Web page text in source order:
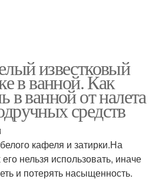
известковый
в ванной. Как
в ванной от налета
средств
кафеля и затирки.На
нельзя использовать, иначе
и потерять насыщенность.